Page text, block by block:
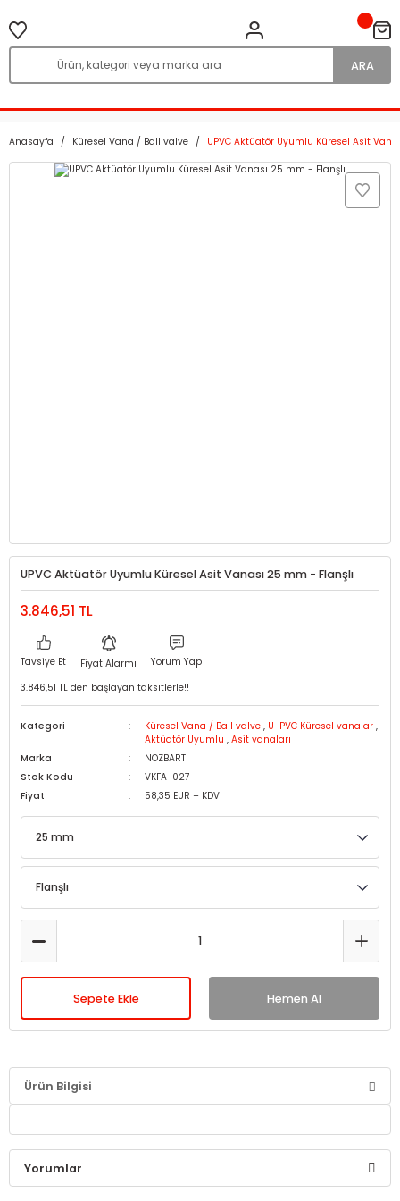
ARA
Anasayfa Küresel Vana / Ball valve UPVC Aktüatör Uyumlu Küresel Asit
UPVC Aktüatör Uyumlu Küresel Asit Vanası 25 mm - Flanşlı
3.846,51 TL
Tavsiye Et Fiyat Alarmı
Yorum Yap
3.846,51 TL den başlayan taksitlerle!!
Kategori Küresel Vana / Ball valve , U-PVC Küresel vanalar ,
Aktüatör Uyumlu , Asit vanaları
Marka
NOZBART
Stok Kodu
VKFA-027
Fiyat
58,35 EUR + KDV
Sepete Ekle Hemen Al
Ürün Bilgisi
Yorumlar